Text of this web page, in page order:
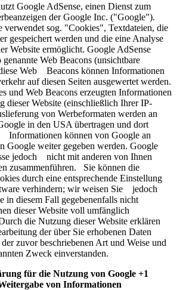
Google AdSense, einen Dienst zum
der Google Inc. ("Google").
sog. "Cookies", Textdateien, die
gespeichert werden und die eine Analyse
Website ermöglicht. Google AdSense
Web Beacons (unsichtbare
Web Beacons können Informationen
auf diesen Seiten ausgewertet werden.
und Web Beacons erzeugten Informationen
dieser Website (einschließlich Ihrer IP-
von Werbeformaten werden an
in den USA übertragen und dort
Informationen können von Google an
Google weiter gegeben werden. Google
jedoch nicht mit anderen von Ihnen
zusammenführen. Sie können die
durch eine entsprechende Einstellung
verhindern; wir weisen Sie jedoch
in diesem Fall gegebenenfalls nicht
dieser Website voll umfänglich
die Nutzung dieser Website erklären
der über Sie erhobenen Daten
zuvor beschriebenen Art und Weise und
Zweck einverstanden.
für die Nutzung von Google +1
von Informationen